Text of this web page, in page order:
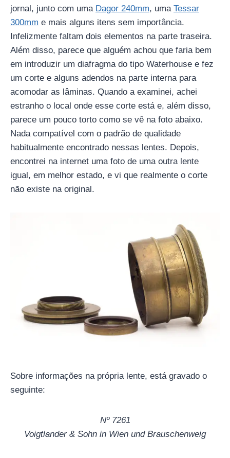
jornal, junto com uma Dagor 240mm, uma Tessar
300mm e mais alguns itens sem importância.
Infelizmente faltam dois elementos na parte traseira.
Além disso, parece que alguém achou que faria bem
em introduzir um diafragma do tipo Waterhouse e fez
um corte e alguns adendos na parte interna para
acomodar as lâminas. Quando a examinei, achei
estranho o local onde esse corte está e, além disso,
parece um pouco torto como se vê na foto abaixo.
Nada compatível com o padrão de qualidade
habitualmente encontrado nessas lentes. Depois,
encontrei na internet uma foto de uma outra lente
igual, em melhor estado, e vi que realmente o corte
não existe na original.
Sobre informações na própria lente, está gravado o
seguinte:
Nº 7261
Voigtlander & Sohn in Wien und Brauschenweig